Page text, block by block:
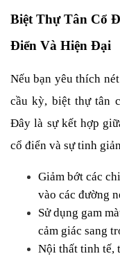
Biệt Thự Tân Cổ
Điển Và Hiện Đại
Nếu bạn yêu thích
cầu kỳ, biệt thự tân
Đây là sự kết hợp
cổ điển và sự tinh
Giảm bớt các
vào các đường
Sử dụng gam
cảm giác sang
Nội thất tinh tế,